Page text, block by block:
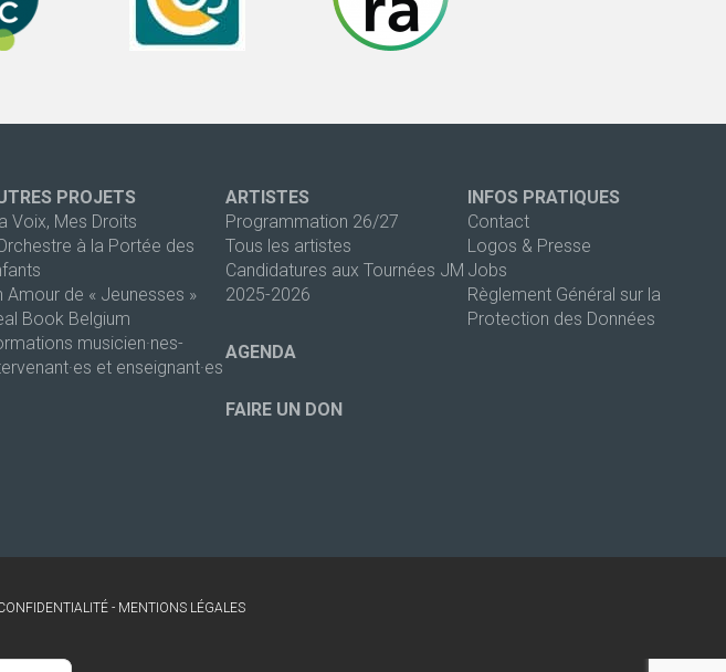
PROJETS
Voix, Mes Droits
à la Portée des
Amour de « Jeunesses »
Book Belgium
musicien·nes-
et enseignant·es
ARTISTES
Programmation 26/27
Tous les artistes
Candidatures aux Tournées JM
2025-2026
AGENDA
FAIRE UN DON
INFOS PRATIQUES
Contact
Logos & Presse
Jobs
Règlement Général sur la
Protection des Données
- MENTIONS LÉGALES